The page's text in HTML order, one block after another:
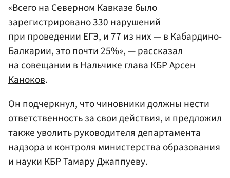
«Всего на Северном Кавказе было
зарегистрировано 330 нарушений
при проведении ЕГЭ, и 77 из них — в Кабардино-
Балкарии, это почти 25%», — рассказал
на совещании в Нальчике глава КБРАрсен
Каноков.
Он подчеркнул, что чиновники должны нести
ответственность за свои действия, и предложил
также уволить руководителя департамента
надзора и контроля министерства образования
и науки КБР Тамару Джаппуеву.